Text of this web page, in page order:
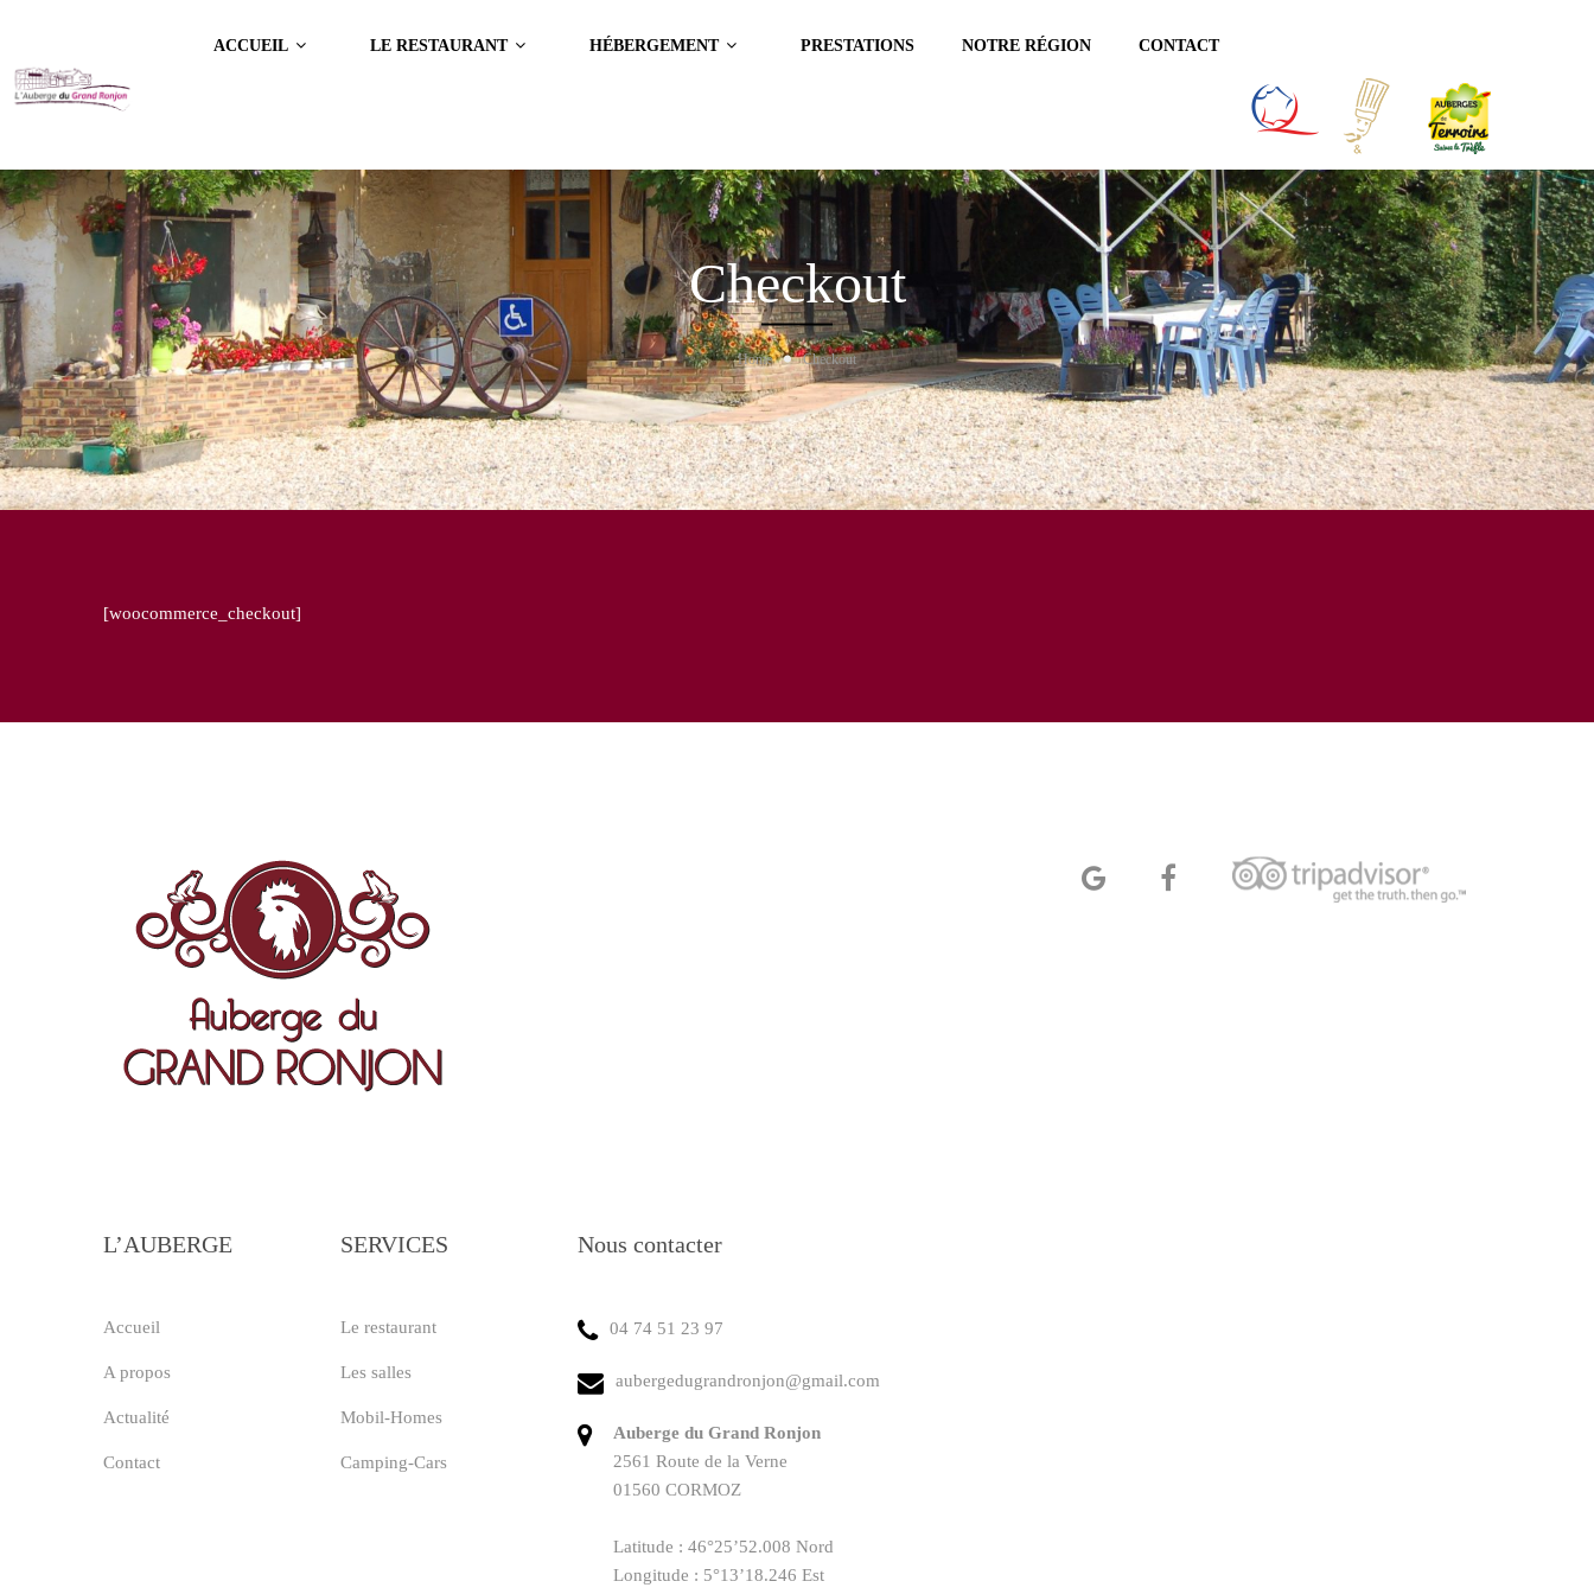
ACCUEIL LE RESTAURANT HÉBERGEMENT PRESTATIONS NOTRE RÉGION CONTACT
Checkout
Home Checkout
[woocommerce_checkout]
L’AUBERGE
Accueil
A propos
Actualité
Contact
SERVICES
Le restaurant
Les salles
Mobil-Homes
Camping-Cars
Nous contacter
04 74 51 23 97
aubergedugrandronjon@gmail.com
Auberge du Grand Ronjon
2561 Route de la Verne
01560 CORMOZ
Latitude : 46°25’52.008 Nord
Longitude : 5°13’18.246 Est